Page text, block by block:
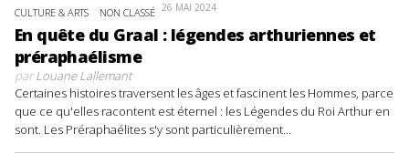
CULTURE & ARTS NON CLASSÉ 26 MAI 2024
En quête du Graal : légendes arthuriennes et
préraphaélisme
parLouane Lallemant
Certaines histoires traversent les âges et fascinent les Hommes, parce
que ce qu'elles racontent est éternel : les Légendes du Roi Arthur en
sont. Les Préraphaélites s'y sont particulièrement...